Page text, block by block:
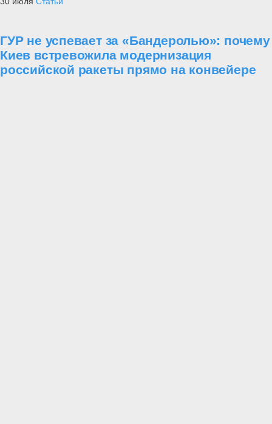
ГУР не успевает за «Бандеролью»: почему
Киев встревожила модернизация
российской ракеты прямо на конвейере